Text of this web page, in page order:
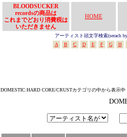
BLOODSUCKER
recordsの商品は
これまでどおり消費税は
いただきません
HOME
アーティスト頭文字検索(serach
A
B C D E F G H
DOMESTIC:HARD CORE/CRUSTカテゴリの中から表示中